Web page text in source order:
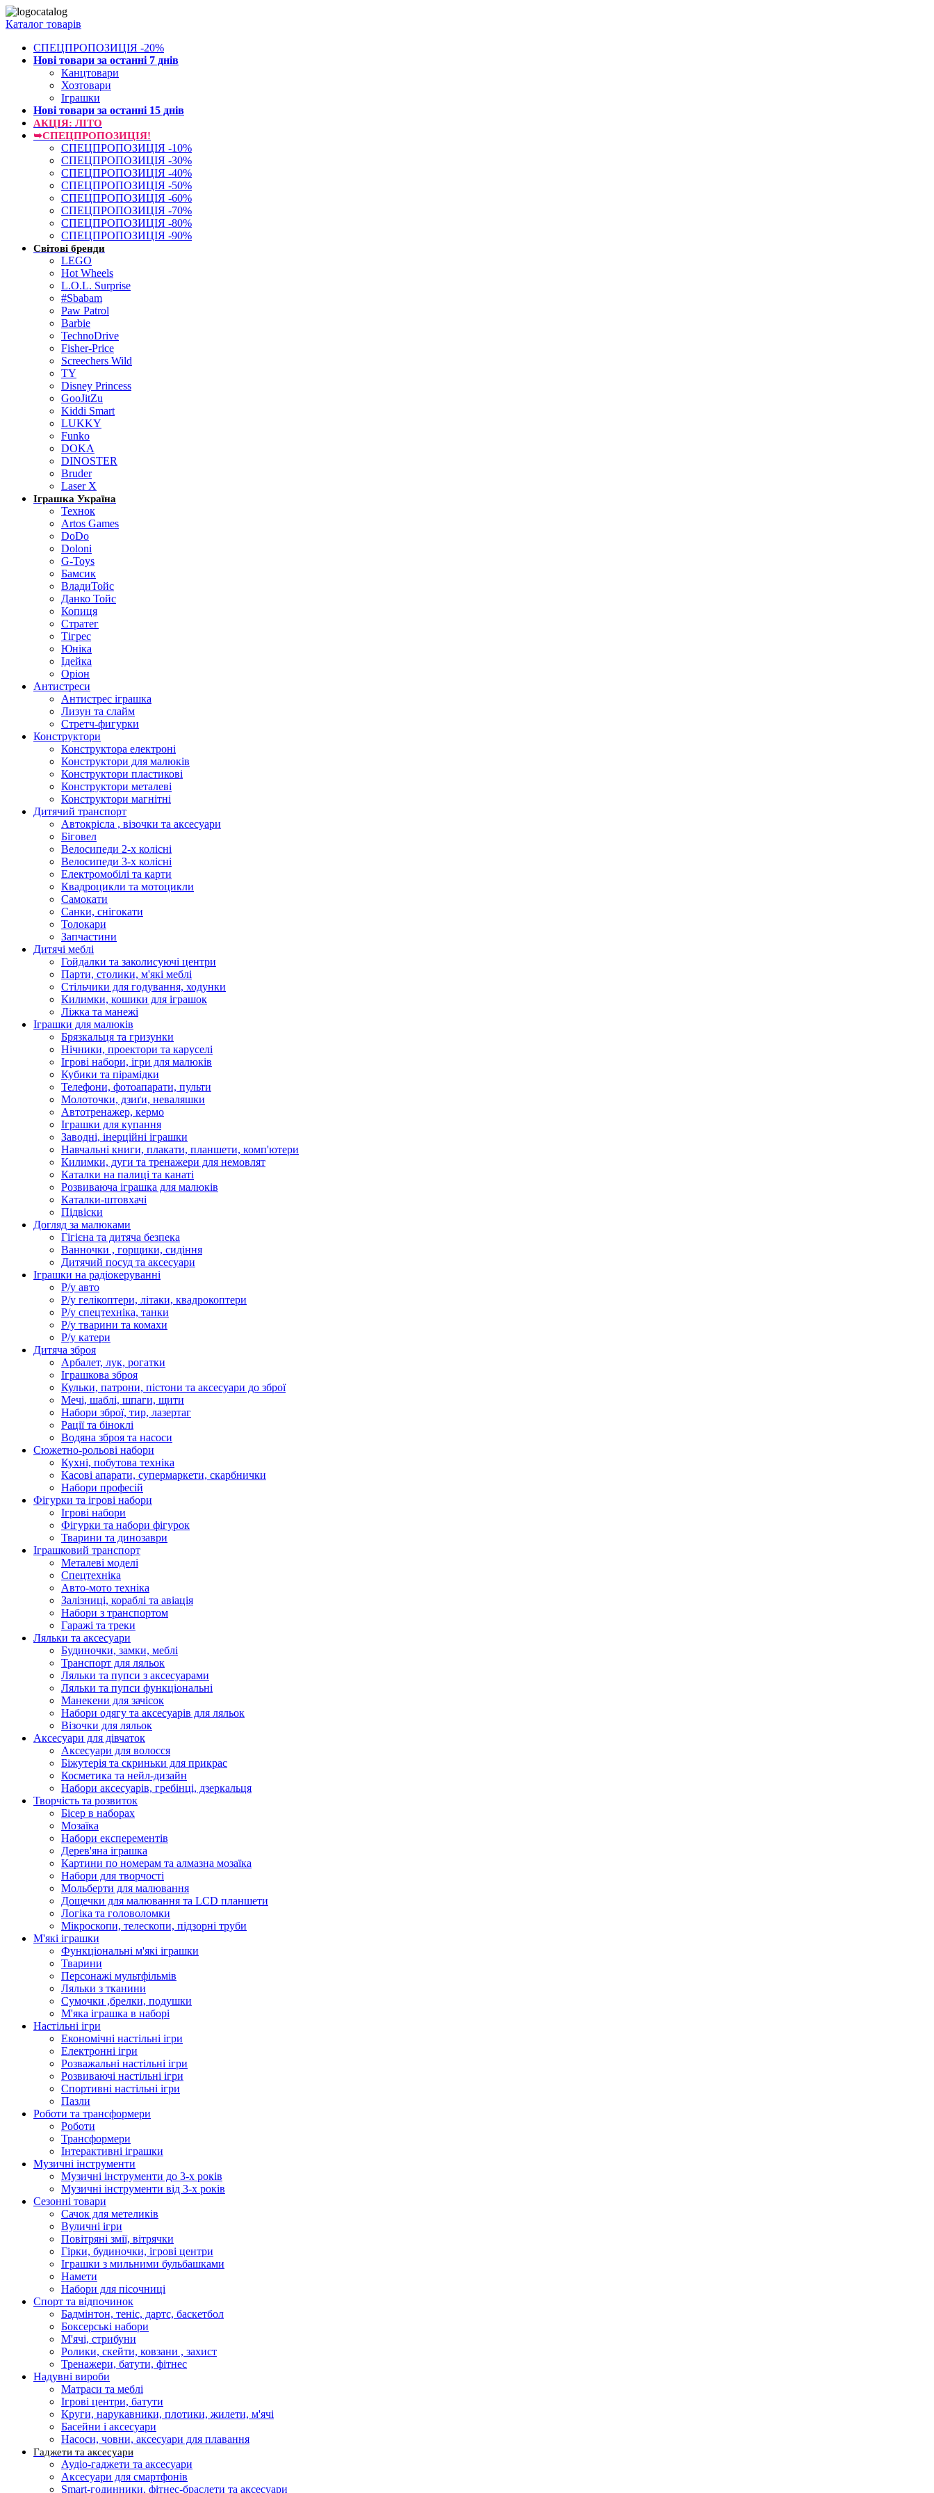
Каталог товарів
СПЕЦПРОПОЗИЦІЯ -20%
Нові товари за останнi 7 днiв
Канцтовари
Хозтовари
Іграшки
Нові товари за останнi 15 днiв
АКЦІЯ: ЛІТО
➥СПЕЦПРОПОЗИЦІЯ!
СПЕЦПРОПОЗИЦІЯ -10%
СПЕЦПРОПОЗИЦІЯ -30%
СПЕЦПРОПОЗИЦІЯ -40%
СПЕЦПРОПОЗИЦІЯ -50%
СПЕЦПРОПОЗИЦІЯ -60%
СПЕЦПРОПОЗИЦІЯ -70%
СПЕЦПРОПОЗИЦІЯ -80%
СПЕЦПРОПОЗИЦІЯ -90%
Світові бренди
LEGO
Hot Wheels
L.O.L. Surprise
#Sbabam
Paw Patrol
Barbie
TechnoDrive
Fisher-Price
Screechers Wild
TY
Disney Princess
GooJitZu
Kiddi Smart
LUKKY
Funko
DOKA
DINOSTER
Bruder
Laser X
Іграшка Україна
Технок
Artos Games
DoDo
Doloni
G-Toys
Бамсик
ВладиТойс
Данко Тойс
Копиця
Стратег
Тігрес
Юніка
Ідейка
Оріон
Антистреси
Антистрес іграшка
Лизун та слайм
Стретч-фигурки
Конструктори
Конструктора електроні
Конструктори для малюків
Конструктори пластикові
Конструктори металеві
Конструктори магнітні
Дитячий транспорт
Автокрісла , візочки та аксесуари
Біговел
Велосипеди 2-х колісні
Велосипеди 3-х колісні
Електромобілі та карти
Квадроцикли та мотоцикли
Самокати
Санки, снігокати
Толокари
Запчастини
Дитячі меблі
Гойдалки та заколисуючі центри
Парти, столики, м'які меблі
Стільчики для годування, ходунки
Килимки, кошики для іграшок
Ліжка та манежі
Іграшки для малюків
Брязкальця та гризунки
Нічники, проектори та каруселі
Ігрові набори, ігри для малюків
Кубики та пірамідки
Телефони, фотоапарати, пульти
Молоточки, дзиґи, неваляшки
Автотренажер, кермо
Іграшки для купання
Заводні, інерційні іграшки
Навчальні книги, плакати, планшети, комп'ютери
Килимки, дуги та тренажери для немовлят
Каталки на палиці та канаті
Розвиваюча іграшка для малюків
Каталки-штовхачі
Підвіски
Догляд за малюками
Гігієна та дитяча безпека
Ванночки , горщики, сидіння
Дитячий посуд та аксесуари
Іграшки на радіокеруванні
Р/у авто
Р/у гелікоптери, літаки, квадрокоптери
Р/у спецтехніка, танки
Р/у тварини та комахи
Р/у катери
Дитяча зброя
Арбалет, лук, рогатки
Іграшкова зброя
Кульки, патрони, пістони та аксесуари до зброї
Мечі, шаблі, шпаги, щити
Набори зброї, тир, лазертаг
Рації та біноклі
Водяна зброя та насоси
Сюжетно-рольові набори
Кухні, побутова техніка
Касові апарати, супермаркети, скарбнички
Набори професій
Фігурки та ігрові набори
Ігрові набори
Фігурки та набори фігурок
Тварини та динозаври
Іграшковий транспорт
Металеві моделі
Спецтехніка
Авто-мото техніка
Залізниці, кораблі та авіація
Набори з транспортом
Гаражі та треки
Ляльки та аксесуари
Будиночки, замки, меблі
Транспорт для ляльок
Ляльки та пупси з аксесуарами
Ляльки та пупси функціональні
Манекени для зачісок
Набори одягу та аксесуарів для ляльок
Візочки для ляльок
Аксесуари для дівчаток
Аксесуари для волосся
Біжутерія та скриньки для прикрас
Косметика та нейл-дизайн
Набори аксесуарів, гребінці, дзеркальця
Творчість та розвиток
Бісер в наборах
Мозаїка
Набори експерементів
Дерев'яна іграшка
Картини по номерам та алмазна мозаїка
Набори для творчості
Мольберти для малювання
Дощечки для малювання та LCD планшети
Логіка та головоломки
Мікроскопи, телескопи, підзорні труби
М'які іграшки
Функціональні м'які іграшки
Тварини
Персонажі мультфільмів
Ляльки з тканини
Сумочки ,брелки, подушки
М'яка іграшка в наборі
Настільні ігри
Економічні настільні ігри
Електронні ігри
Розважальні настільні ігри
Розвиваючі настільні ігри
Спортивні настільні ігри
Пазли
Роботи та трансформери
Роботи
Трансформери
Інтерактивні іграшки
Музичні інструменти
Музичні інструменти до 3-х років
Музичні інструменти від 3-х років
Сезонні товари
Сачок для метеликів
Вуличні ігри
Повітряні змії, вітрячки
Гірки, будиночки, ігрові центри
Іграшки з мильними бульбашками
Намети
Набори для пісочниці
Спорт та відпочинок
Бадмінтон, теніс, дартс, баскетбол
Боксерські набори
М'ячі, стрибуни
Ролики, скейти, ковзани , захист
Тренажери, батути, фітнес
Надувні вироби
Матраси та меблі
Ігрові центри, батути
Круги, нарукавники, плотики, жилети, м'ячі
Басейни і аксесуари
Насоси, човни, аксесуари для плавання
Гаджети та аксесуари
Аудіо-гаджети та аксесуари
Аксесуари для смартфонів
Smart-годинники, фітнес-браслети та аксесуари